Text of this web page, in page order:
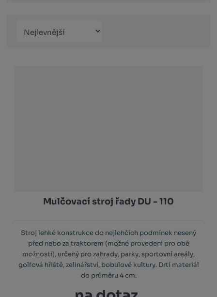
produktů
Mulčovací stroj řady DU - 110
Stroj lehké konstrukce do nejlehčích podmínek nesený
před nebo za traktorem (možné provedení pro obě
možnosti), určený pro zahrady, parky, sportovní areály,
golfová hřiště, zelinářství, bobulové kultury. Drtí materiál
do průměru 4 cm.